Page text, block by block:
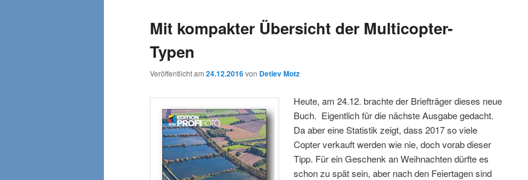
Mit kompakter Übersicht der Multicopter-
Typen
Veröffentlicht am 24.12.2016von Detlev Motz
Heute, am 24.12. brachte der Briefträger dieses neue
Buch. Eigentlich für die nächste Ausgabe gedacht.
Da aber eine Statistik zeigt, dass 2017 so viele
Copter verkauft werden wie nie, doch vorab dieser
Tipp. Für ein Geschenk an Weihnachten dürfte es
schon zu spät sein, aber nach den Feiertagen sind